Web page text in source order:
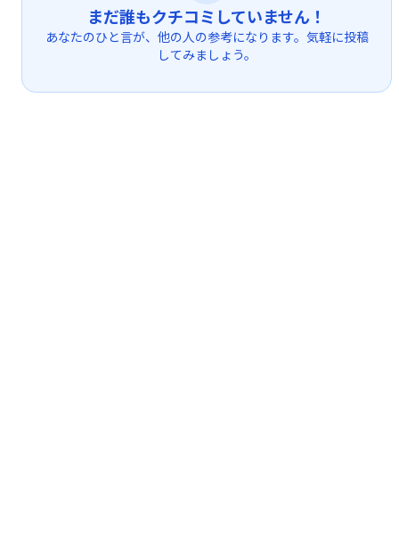
まだ誰もクチコミしていません！
あなたのひと言が、他の人の参考になります。気軽に投稿
してみましょう。